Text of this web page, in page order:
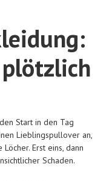
Start in den Tag
Lieblingspullover an,
Erst eins, dann
Schaden.